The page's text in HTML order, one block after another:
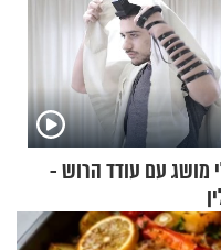
מושג עם עודד הרוש -